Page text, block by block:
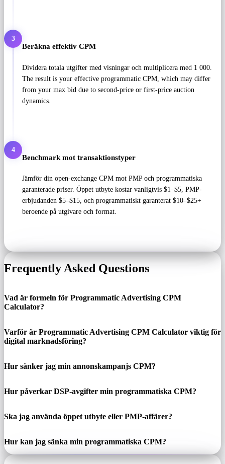
3
Beräkna effektiv CPM
Dividera totala utgifter med visningar och multiplicera med 1 000.
The result is your effective programmatic CPM, which may differ
from your max bid due to second-price or first-price auction
dynamics.
4
Benchmark mot transaktionstyper
Jämför din open-exchange CPM mot PMP och programmatiska
garanterade priser. Öppet utbyte kostar vanligtvis $1–$5, PMP-
erbjudanden $5–$15, och programmatiskt garanterat $10–$25+
beroende på utgivare och format.
Frequently Asked Questions
Vad är formeln för Programmatic Advertising CPM
Calculator?
Varför är Programmatic Advertising CPM Calculator viktig för
digital marknadsföring?
Hur sänker jag min annonskampanjs CPM?
Hur påverkar DSP-avgifter min programmatiska CPM?
Ska jag använda öppet utbyte eller PMP-affärer?
Hur kan jag sänka min programmatiska CPM?